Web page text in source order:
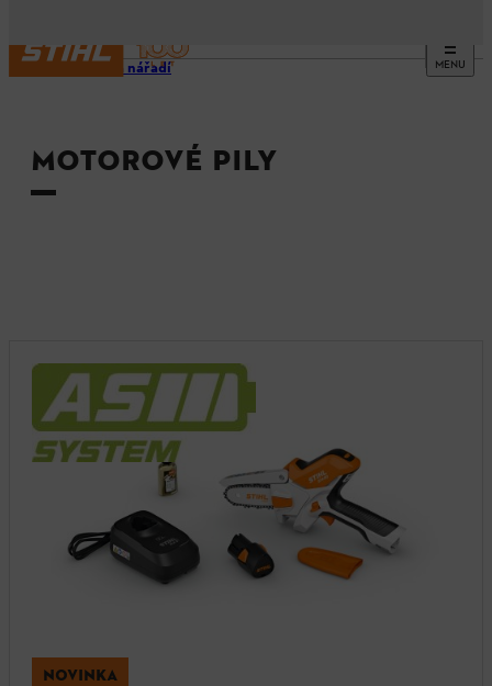
MENU
Stroje a nářadí
MOTOROVÉ PILY
NOVINKA